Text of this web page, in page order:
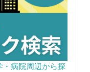
病院周辺から探